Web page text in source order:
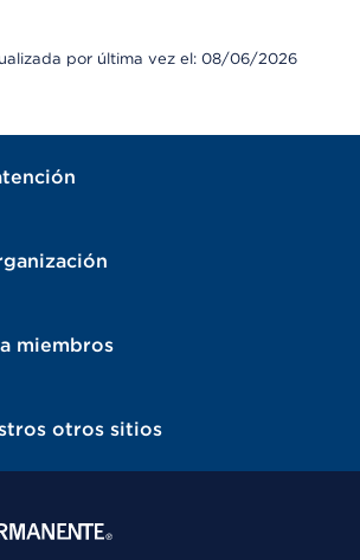
por última vez el: 08/06/2026
miembros
otros sitios